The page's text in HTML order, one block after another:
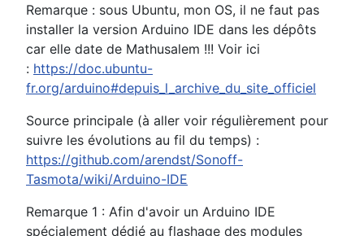
Remarque : sous Ubuntu, mon OS, il ne faut pas
installer la version Arduino IDE dans les dépôts
car elle date de Mathusalem !!! Voir ici
: https://doc.ubuntu-
fr.org/arduino#depuis_l_archive_du_site_officiel
Source principale (à aller voir régulièrement pour
suivre les évolutions au fil du temps) :
https://github.com/arendst/Sonoff-
Tasmota/wiki/Arduino-IDE
Remarque 1 : Afin d'avoir un Arduino IDE
spécialement dédié au flashage des modules